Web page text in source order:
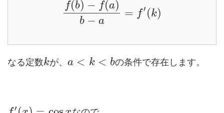
f(b) − f(a)
b − a
= f′ (k)
なる定数kが、 a < k < bの条件で存在します。
′